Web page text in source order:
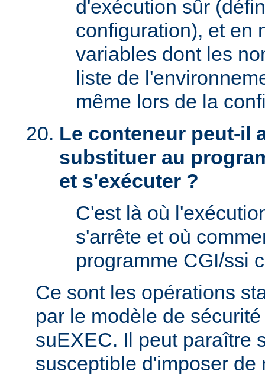
d'exécution sûr
configuration), et en
variables dont les
liste de
même lors de la
Le conteneur peut-il
substituer au
et s'exécuter ?
C'est là où
s'arrête et où
programme CGI/ssi
Ce sont les opérations
par le modèle de
suEXEC. Il peut paraître
susceptible d'imposer